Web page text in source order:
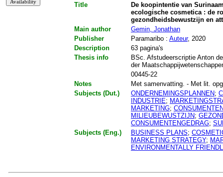
Title
De koopintentie van
ecologische cosmetica : de
gezondheidsbewustzijn en
Main author
Gemin, Jonathan
Publisher
Paramaribo : Auteur, 2020
Description
63 pagina's
Thesis info
BSc. Afstudeerscriptie Anton
der
00445-22
Notes
Met samenvatting. - Met lit.
Subjects (Dut.)
ONDERNEMINGSPLANNEN;
INDUSTRIE;
MARKETING;
MILIEUBEWUSTZIJN;
CONSUMENTENGEDRAG;
Subjects (Eng.)
BUSINESS PLANS;
MARKETING STRATEGY;
ENVIRONMENTALLY